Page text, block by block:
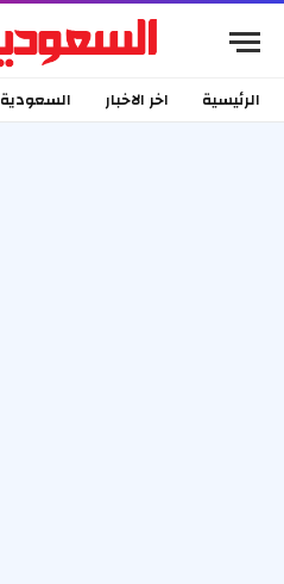
الرئيسية اخر الاخبار السعودية